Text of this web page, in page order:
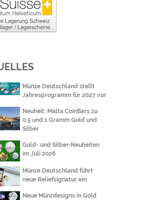
Münze Deutschland stellt
Jahresprogramm für 2027 vor
Neuheit: Malta CoinBars zu
0,5 und 1 Gramm Gold und
Silber
Gold- und Silber-Neuheiten
im Juli 2026
Münze Deutschland führt
neue Reliefsignatur ein
Neue Münzdesigns in Gold